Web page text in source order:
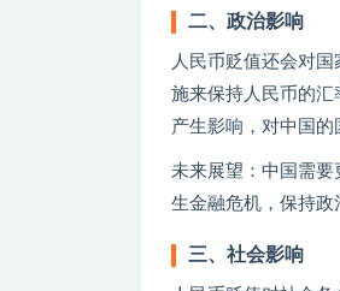
二、政治影响
人民币贬值还会对
施来保持人民币的
产生影响，对中国的
未来展望：中国需
生金融危机，保持政
三、社会影响